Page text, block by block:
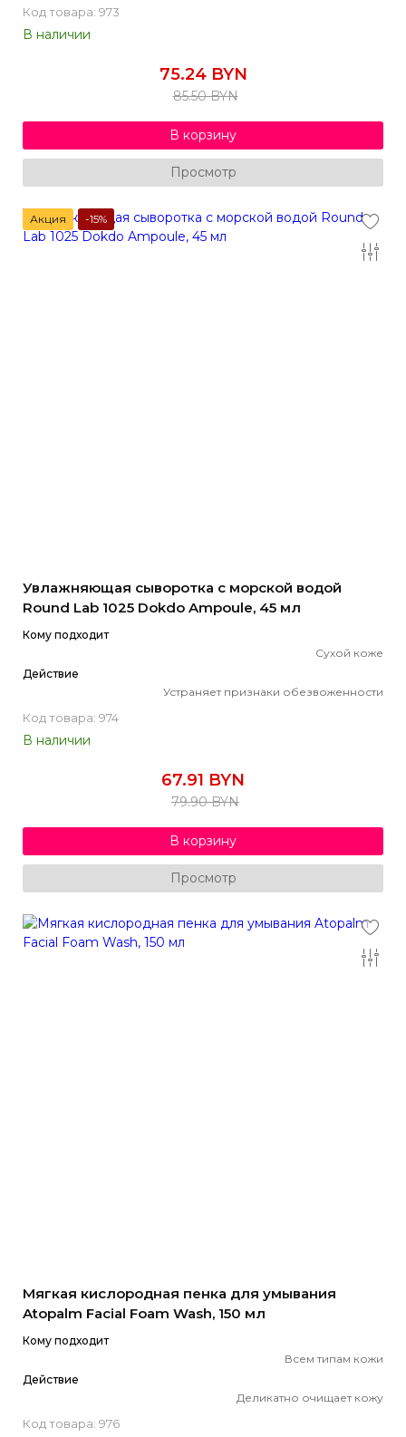
Код товара: 973
В наличии
75.24 BYN
85.50 BYN
В корзину
Просмотр
Акция -15%
Увлажняющая сыворотка с морской водой
Round Lab 1025 Dokdo Ampoule, 45 мл
Кому подходит
Сухой коже
Действие
Устраняет признаки обезвоженности
Код товара: 974
В наличии
67.91 BYN
79.90 BYN
В корзину
Просмотр
Мягкая кислородная пенка для умывания
Atopalm Facial Foam Wash, 150 мл
Кому подходит
Всем типам кожи
Действие
Деликатно очищает кожу
Код товара: 976